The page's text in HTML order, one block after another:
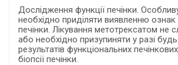
Дослідження функції печінки.
необхідно приділяти виявленню
печінки. Лікування метотрексатом не
або необхідно призупиняти у разі
результатів функціональних
біопсії печінки.